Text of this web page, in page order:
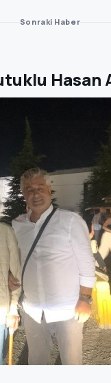
Sonraki Haber